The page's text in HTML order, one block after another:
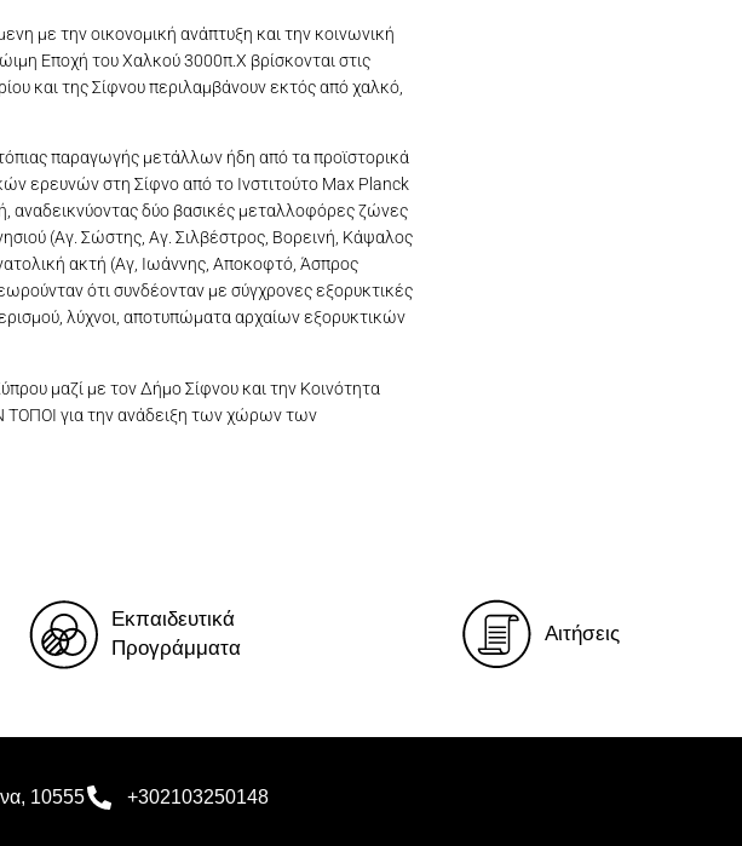
με την οικονομική ανάπτυξη και την κοινωνική
Εποχή του Χαλκού 3000π.Χ βρίσκονται στις
και της Σίφνου περιλαμβάνουν εκτός από χαλκό,
παραγωγής μετάλλων ήδη από τα προϊστορικά
ερευνών στη Σίφνο από το Ινστιτούτο Max Planck
αναδεικνύοντας δύο βασικές μεταλλοφόρες ζώνες
(Αγ. Σώστης, Αγ. Σιλβέστρος, Βορεινή, Κάψαλος
ακτή (Αγ, Ιωάννης, Αποκοφτό, Άσπρος
ότι συνδέονταν με σύγχρονες εξορυκτικές
λύχνοι, αποτυπώματα αρχαίων εξορυκτικών
μαζί με τον Δήμο Σίφνου και την Κοινότητα
για την ανάδειξη των χώρων των
Εκπαιδευτικά
Προγράμματα
Αιτήσεις
10555 +302103250148